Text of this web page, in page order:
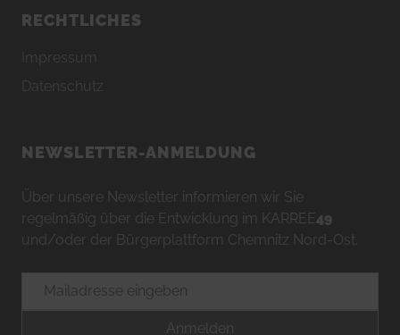
RECHTLICHES
Impressum
Datenschutz
NEWSLETTER-ANMELDUNG
Über unsere Newsletter informieren wir Sie
regelmäßig über die Entwicklung im KARREE49
und/oder der Bürgerplattform Chemnitz Nord-Ost.
E-Mailadresse
Anmelden